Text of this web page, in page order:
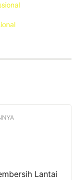
Lantai